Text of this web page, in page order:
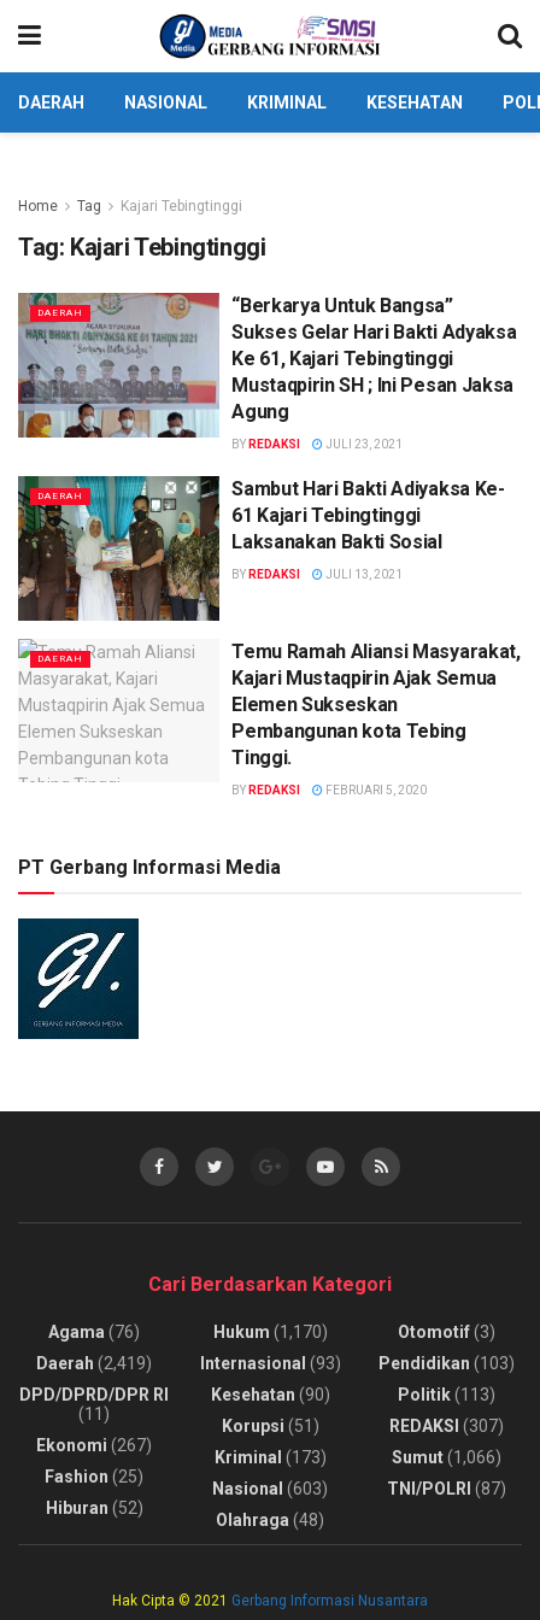
DAERAH NASIONAL KRIMINAL KESEHATAN
Home Tag Kajari Tebingtinggi
Tag: Kajari Tebingtinggi
DAERAH
“Berkarya Untuk Bangsa”
Sukses Gelar Hari Bakti Adyaksa
Ke 61, Kajari Tebingtinggi
Mustaqpirin SH ; Ini Pesan Jaksa
Agung
BY REDAKSI JULI 23, 2021
DAERAH
Sambut Hari Bakti Adiyaksa Ke-
61 Kajari Tebingtinggi
Laksanakan Bakti Sosial
BY REDAKSI JULI 13, 2021
DAERAH
Temu Ramah Aliansi Masyarakat,
Kajari Mustaqpirin Ajak Semua
Elemen Sukseskan
Pembangunan kota Tebing
Tinggi.
BY REDAKSI FEBRUARI 5, 2020
PT Gerbang Informasi Media
Cari Berdasarkan Kategori
Agama (76)
Daerah (2,419)
DPD/DPRD/DPR RI
(11)
Ekonomi (267)
Fashion (25)
Hiburan (52)
Hukum (1,170)
Internasional (93)
Kesehatan (90)
Korupsi (51)
Kriminal (173)
Nasional (603)
Olahraga (48)
Otomotif(3)
Pendidikan (103)
Politik(113)
REDAKSI (307)
Sumut(1,066)
TNI/POLRI (87)
Hak Cipta © 2021 Gerbang Informasi Nusantara